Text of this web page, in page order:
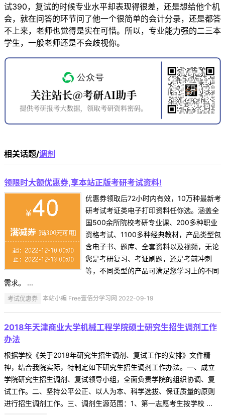
试390，复试的时候专业水平却表现得很差，还是想给他个机
会，就在问答的环节问了他一个很简单的会计分录，还是都答
不上来，老师也觉得是实在可惜。所以，专业能力强的二三本
学生，一般老师还是不会歧视你。
相关话题/调剂
领限时大额优惠券,享本站正版考研考试资料!
优惠券领取后72小时内有效，10万种最新考
研考试考证类电子打印资料任你选。涵盖全
国500余所院校考研专业课、200多种职业
资格考试、1100多种经典教材，产品类型包
含电子书、题库、全套资料以及视频，无论
您是考研复习、考证刷题，还是考前冲刺
等，不同类型的产品可满足您学习上的不同
需求。 ...
考试优惠券 本站小编 Free壹佰分学习网 2022-09-19
2018年天津商业大学机械工程学院硕士研究生招生调剂工作
办法
根据学校《关于2018年研究生招生调剂、复试工作的安排》文件精
神，结合我院实际，特制定如下研究生招生调剂工作办法。一、成立
学院研究生招生调剂、复试领导小组，全面负责学院的组织协调、复
试工作。二、坚持公平公正、以人为本、科学选拔、保证质量的原则
进行招生调剂工作。三、调剂生源范围：1、第一志愿考生按学校 ...